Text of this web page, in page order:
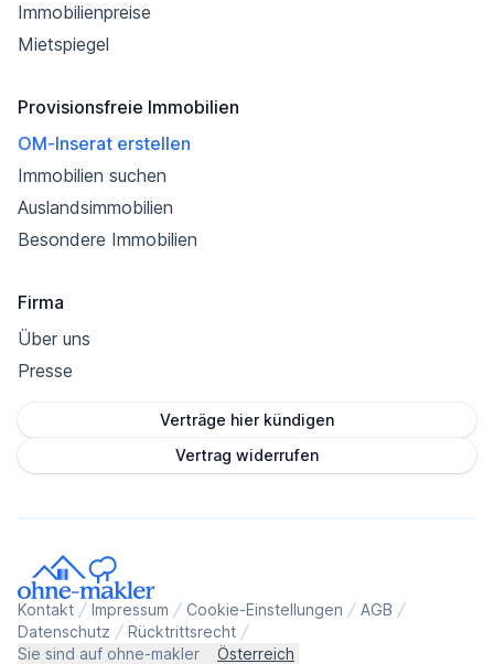
Immobilienpreise
Mietspiegel
Provisionsfreie Immobilien
OM-Inserat erstellen
Immobilien suchen
Auslandsimmobilien
Besondere Immobilien
Firma
Über uns
Presse
Verträge hier kündigen
Vertrag widerrufen
Kontakt Impressum Cookie-Einstellungen
AGB
Datenschutz
Rücktrittsrecht
Sie sind auf ohne-makler
Österreich